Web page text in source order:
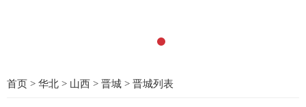
首页 > 华北 > 山西 > 晋城 > 晋城列表